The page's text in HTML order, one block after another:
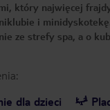
który najwięcej
i
ze strefy spa, a o
dla dzieci